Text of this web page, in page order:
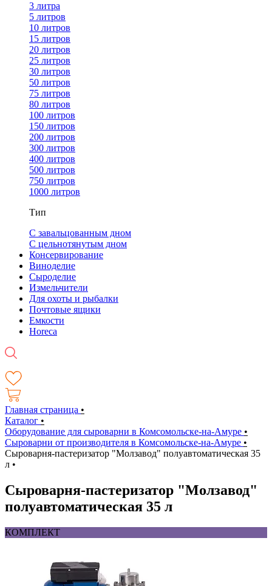
3 литра
5 литров
10 литров
15 литров
20 литров
25 литров
30 литров
50 литров
75 литров
80 литров
100 литров
150 литров
200 литров
300 литров
400 литров
500 литров
750 литров
1000 литров
Тип
С завальцованным дном
С цельнотянутым дном
Консервирование
Виноделие
Сыроделие
Измельчители
Для охоты и рыбалки
Почтовые ящики
Емкости
Horeca
Главная страница •
Каталог •
Оборудование для сыроварни в Комсомольске-на-Амуре •
Сыроварни от производителя в Комсомольске-на-Амуре •
Сыроварня-пастеризатор "Молзавод" полуавтоматическая 35
л •
Сыроварня-пастеризатор "Молзавод"
полуавтоматическая 35 л
КОМПЛЕКТ